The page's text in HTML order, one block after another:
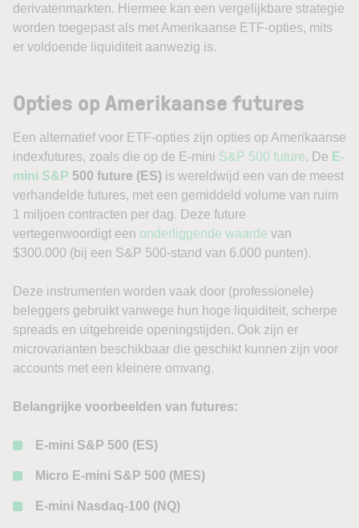
derivatenmarkten. Hiermee kan een vergelijkbare strategie
worden toegepast als met Amerikaanse ETF-opties, mits
er voldoende liquiditeit aanwezig is.
Opties op Amerikaanse futures
Een alternatief voor ETF-opties zijn opties op Amerikaanse
indexfutures, zoals die op de E-mini S&P 500 future. De E-
mini S&P 500 future (ES) is wereldwijd een van de meest
verhandelde futures, met een gemiddeld volume van ruim
1 miljoen contracten per dag. Deze future
vertegenwoordigt een onderliggende waarde van
$300.000 (bij een S&P 500-stand van 6.000 punten).
Deze instrumenten worden vaak door (professionele)
beleggers gebruikt vanwege hun hoge liquiditeit, scherpe
spreads en uitgebreide openingstijden. Ook zijn er
microvarianten beschikbaar die geschikt kunnen zijn voor
accounts met een kleinere omvang.
Belangrijke voorbeelden van futures:
E-mini S&P 500 (ES)
Micro E-mini S&P 500 (MES)
E-mini Nasdaq-100 (NQ)